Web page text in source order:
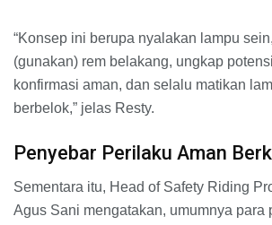
“Konsep ini berupa nyalakan lampu
(gunakan) rem belakang, ungkap
konfirmasi aman, dan selalu matikan
berbelok,” jelas Resty.
Penyebar Perilaku Aman
Sementara itu, Head of Safety Riding
Agus Sani mengatakan, umumnya para